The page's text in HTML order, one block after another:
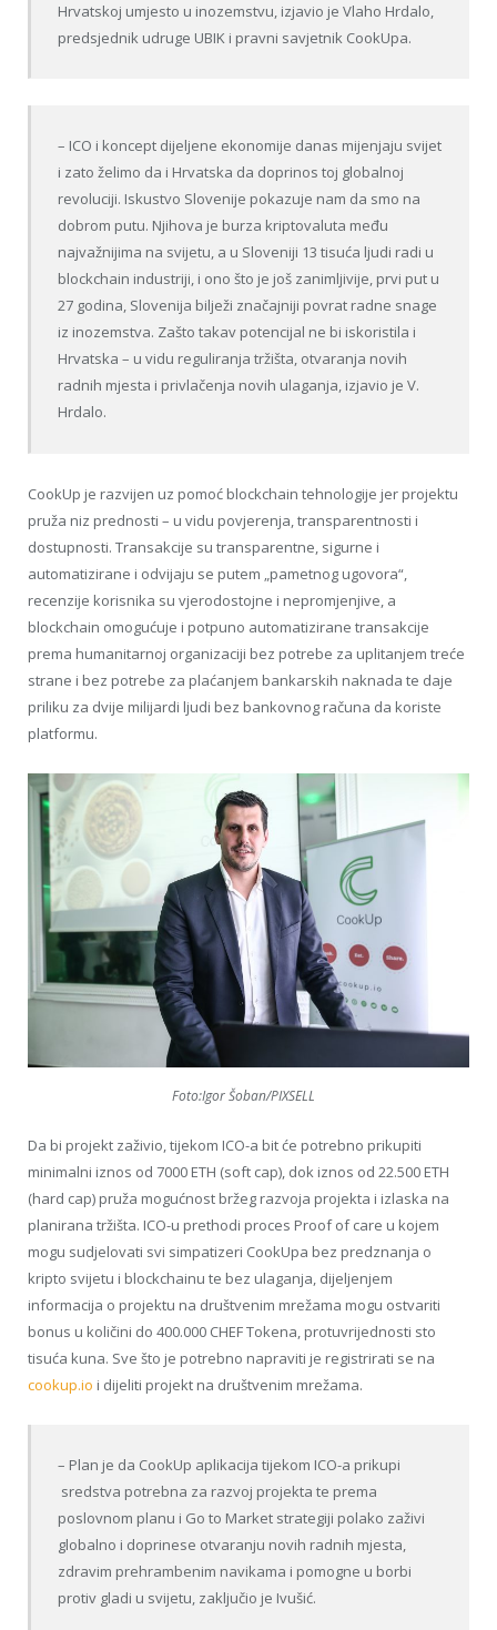
Hrvatskoj umjesto u inozemstvu, izjavio je Vlaho Hrdalo,
predsjednik udruge UBIK i pravni savjetnik CookUpa.
– ICO i koncept dijeljene ekonomije danas mijenjaju svijet
i zato želimo da i Hrvatska da doprinos toj globalnoj
revoluciji. Iskustvo Slovenije pokazuje nam da smo na
dobrom putu. Njihova je burza kriptovaluta među
najvažnijima na svijetu, a u Sloveniji 13 tisuća ljudi radi u
blockchain industriji, i ono što je još zanimljivije, prvi put u
27 godina, Slovenija bilježi značajniji povrat radne snage
iz inozemstva. Zašto takav potencijal ne bi iskoristila i
Hrvatska – u vidu reguliranja tržišta, otvaranja novih
radnih mjesta i privlačenja novih ulaganja, izjavio je V.
Hrdalo.
CookUp je razvijen uz pomoć blockchain tehnologije jer projektu
pruža niz prednosti – u vidu povjerenja, transparentnosti i
dostupnosti. Transakcije su transparentne, sigurne i
automatizirane i odvijaju se putem „pametnog ugovora“,
recenzije korisnika su vjerodostojne i nepromjenjive, a
blockchain omogućuje i potpuno automatizirane transakcije
prema humanitarnoj organizaciji bez potrebe za uplitanjem treće
strane i bez potrebe za plaćanjem bankarskih naknada te daje
priliku za dvije milijardi ljudi bez bankovnog računa da koriste
platformu.
Foto:Igor Šoban/PIXSELL
Da bi projekt zaživio, tijekom ICO-a bit će potrebno prikupiti
minimalni iznos od 7000 ETH (soft cap), dok iznos od 22.500 ETH
(hard cap) pruža mogućnost bržeg razvoja projekta i izlaska na
planirana tržišta. ICO-u prethodi proces Proof of care u kojem
mogu sudjelovati svi simpatizeri CookUpa bez predznanja o
kripto svijetu i blockchainu te bez ulaganja, dijeljenjem
informacija o projektu na društvenim mrežama mogu ostvariti
bonus u količini do 400.000 CHEF Tokena, protuvrijednosti sto
tisuća kuna. Sve što je potrebno napraviti je registrirati se na
cookup.io i dijeliti projekt na društvenim mrežama.
– Plan je da CookUp aplikacija tijekom ICO-a prikupi
sredstva potrebna za razvoj projekta te prema
poslovnom planu i Go to Market strategiji polako zaživi
globalno i doprinese otvaranju novih radnih mjesta,
zdravim prehrambenim navikama i pomogne u borbi
protiv gladi u svijetu, zaključio je Ivušić.